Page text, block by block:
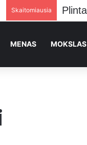
Skaitomiausia
MENAS MOKSLAS